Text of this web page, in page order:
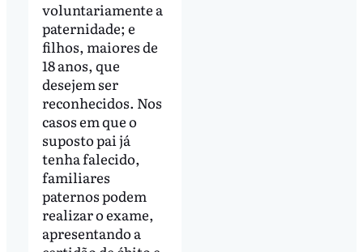
voluntariamente a
paternidade; e
filhos, maiores de
18 anos, que
desejem ser
reconhecidos. Nos
casos em que o
suposto pai já
tenha falecido,
familiares
paternos podem
realizar o exame,
apresentando a